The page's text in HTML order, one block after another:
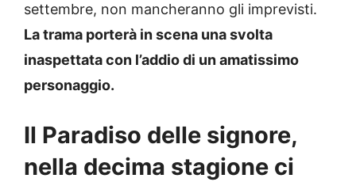
settembre, non mancheranno gli imprevisti.
La trama porterà in scena una svolta
inaspettata con l’addio di un amatissimo
personaggio.
Il Paradiso delle signore,
nella decima stagione ci